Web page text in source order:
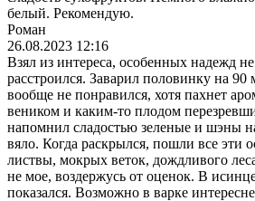
белый. Рекомендую.
Роман
26.08.2023 12:16
Взял из интереса, особенных надежд
расстроился. Заварил половинку на 90
вообще не понравился, хотя пахнет
веником и каким-то плодом
напомнил сладостью зеленые и шэны
вяло. Когда раскрылся, пошли все эти
листвы, мокрых веток, дождливого
не мое, воздержусь от оценок. В
показался. Возможно в варке